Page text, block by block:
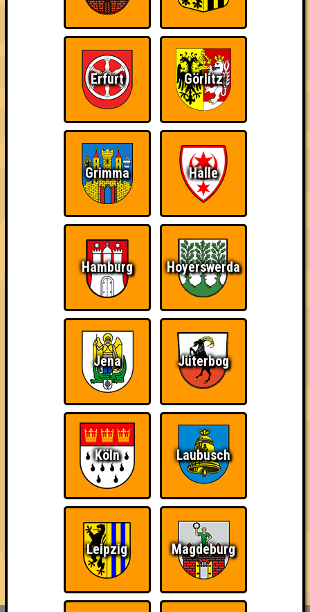
Wir dürfen euch die kleine aber feine "Nepomuk Quiznight" in
Plagwitz präsentieren.
Abwechselnd ausgetüftelt und präsentiert von unseren guten
Freunden Hiero, Felix, Eva & Richard erwarten euch fünf Runden
mit jeweils bis zu 10 Fragen in den verschiedensten Formen,
Farben und Schwierigkeitsgraden.
Der Platz ist begrenzt, also reserviert am besten schnell einen
Tisch für euer Team, das maximal aus acht Personen bestehen
darf - Link in der Bio!
...und wenn du Bock hast, auch mal ein Quiz zu hosten, dann
melde dich einfach bei uns - wir sind immer auf der Suche nach
neuen Quizmaster*innen 🥰
🌐 www.quizlabor.de
🏨 Nepomuk | Zschochersche Str. 57, 04229 Leipzig
📅 (fast) jede Woche
🕢 Einlass: 19:00 Uhr
🕗 Beginn: 19:30 Uhr
⁉ 5 Runden mit verschiedenen Kategorien
Erfurt Görlitz
Grimma Halle
Hamburg Hoyerswerda
Jena Jüterbog
Köln Laubusch
Leipzig Magdeburg